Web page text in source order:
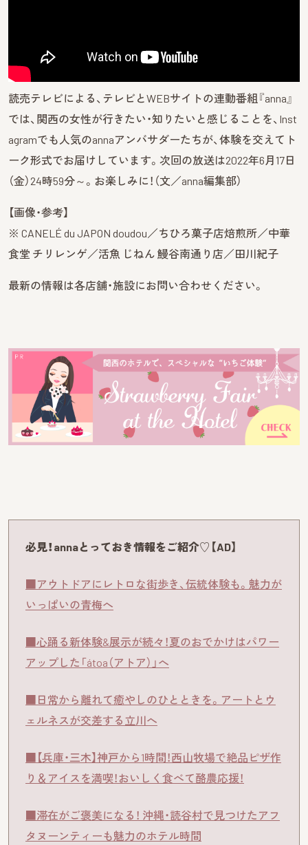
読売テレビによる、テレビとWEBサイトの連動番組『anna』
では、関西の女性が行きたい・知りたいと感じることを、Inst
agramでも人気のannaアンバサダーたちが、体験を交えてト
ーク形式でお届けしています。次回の放送は2022年6月17日
（金）24時59分～。お楽しみに！（文／anna編集部）
【画像・参考】
※ CANELÉ du JAPON doudou／ちひろ菓子店焙煎所／中華
食堂 チリレンゲ／活魚 じねん 鰻谷南通り店／田川紀子
最新の情報は各店舗・施設にお問い合わせください。
必見！annaとっておき情報をご紹介♡【AD】
■アウトドアにレトロな街歩き、伝統体験も。魅力が
いっぱいの青梅へ
■心踊る新体験&展示が続々！夏のおでかけはパワー
アップした「átoa（アトア）」へ
■日常から離れて癒やしのひとときを。アートとウ
ェルネスが交差する立川へ
■【兵庫・三木】神戸から1時間！西山牧場で絶品ピザ作
り＆アイスを満喫！おいしく食べて酪農応援！
■滞在がご褒美になる！ 沖縄・読谷村で見つけたアフ
タヌーンティーも魅力のホテル時間